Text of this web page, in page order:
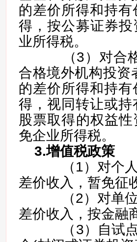
的差价所得和持
得，按公募证券
业所得税。
（3）对合格
合格境外机构投资
的差价所得和持
得，视同转让或
股票取得的权益
免企业所得税。
3.增值税政策
（1）对个人
差价收入，暂免征
（2）对单位
差价收入，按金融
（3）自试点